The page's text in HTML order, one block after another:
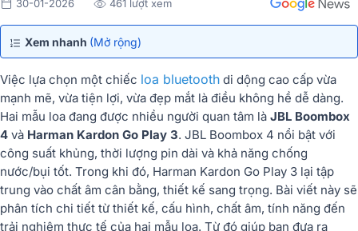
30-01-2026 461 lượt xem
Xem nhanh (Mở rộng)
Việc lựa chọn một chiếc loa bluetooth di dộng cao cấp vừa
mạnh mẽ, vừa tiện lợi, vừa đẹp mắt là điều không hề dễ dàng.
Hai mẫu loa đang được nhiều người quan tâm là JBL Boombox
4 và Harman Kardon Go Play 3. JBL Boombox 4 nổi bật với
công suất khủng, thời lượng pin dài và khả năng chống
nước/bụi tốt. Trong khi đó, Harman Kardon Go Play 3 lại tập
trung vào chất âm cân bằng, thiết kế sang trọng. Bài viết này sẽ
phân tích chi tiết từ thiết kế, cấu hình, chất âm, tính năng đến
trải nghiệm thực tế của hai mẫu loa. Từ đó giúp bạn đưa ra